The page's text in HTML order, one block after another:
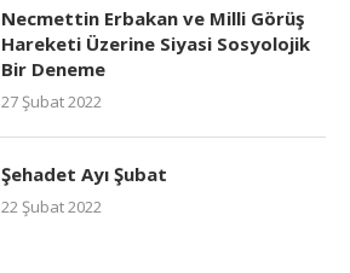
Necmettin Erbakan ve Milli Görüş
Hareketi Üzerine Siyasi Sosyolojik
Bir Deneme
27 Şubat 2022
Şehadet Ayı Şubat
22 Şubat 2022